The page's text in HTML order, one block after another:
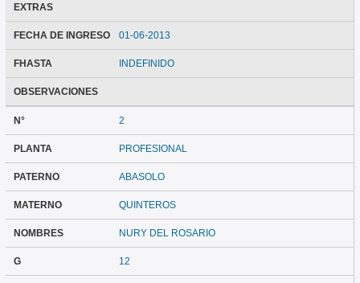
EXTRAS
FECHA DE INGRESO 01-06-2013
FHASTA INDEFINIDO
OBSERVACIONES
N° 2
PLANTA PROFESIONAL
PATERNO ABASOLO
MATERNO QUINTEROS
NOMBRES NURY DEL ROSARIO
G 12